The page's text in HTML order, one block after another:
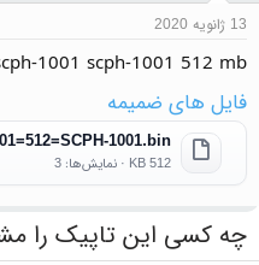
13 ژانویه 2020
1001 scph-1001 512 mb
فایل های ضمیمه
512 KB · نمایش‌ها: 3
چه کسی این تاپیک را